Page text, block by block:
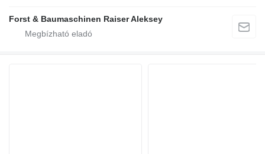
Forst & Baumaschinen Raiser Aleksey